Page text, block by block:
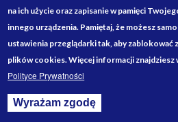
projekty ze środków budżetu
Społecznościowe
na ich użycie oraz zapisanie w pamięci
innego urządzenia. Pamiętaj, że możesz
ustawienia przeglądarki tak, aby zablokować
plików cookies. Więcej informacji znajdziesz
Polityce Prywatności
Wyrażam zgodę